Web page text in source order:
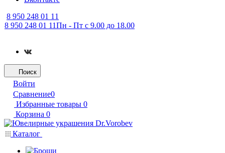
8 950 248 01 11
8 950 248 01 11Пн - Пт с 9.00 до 18.00
Поиск
Войти
Сравнение0
Избранные товары 0
Корзина 0
Каталог